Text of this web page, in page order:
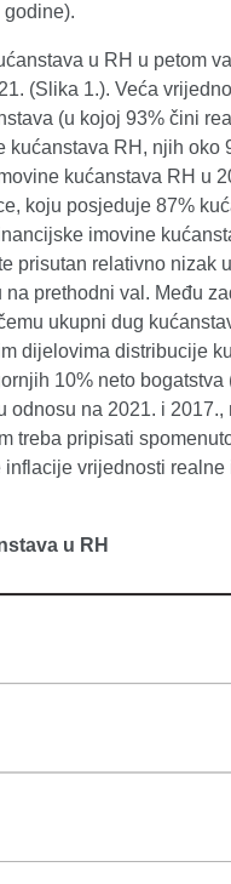
u RH u petom
(Slika 1.). Veća
(u kojoj 93% čini
RH, njih oko
kućanstava RH u
koju posjeduje 87%
imovine
prisutan relativno nizak
prethodni val. Među
ukupni dug
dijelovima distribucije
10% neto bogatstva
na 2021. i
treba pripisati
vrijednosti
u RH